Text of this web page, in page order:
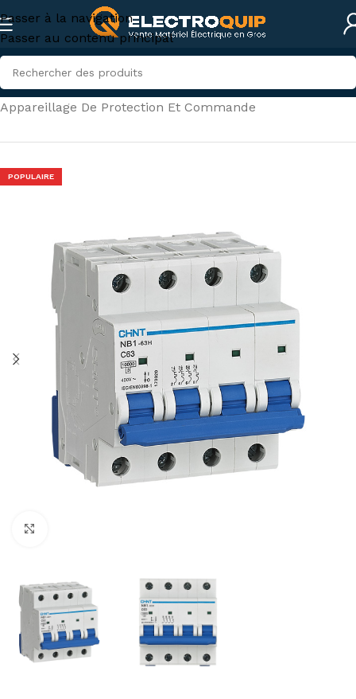
Passer à la navigation
Passer au contenu principal
Accueil/Électricité industrielle/
Appareillage De Protection Et Commande
POPULAIRE